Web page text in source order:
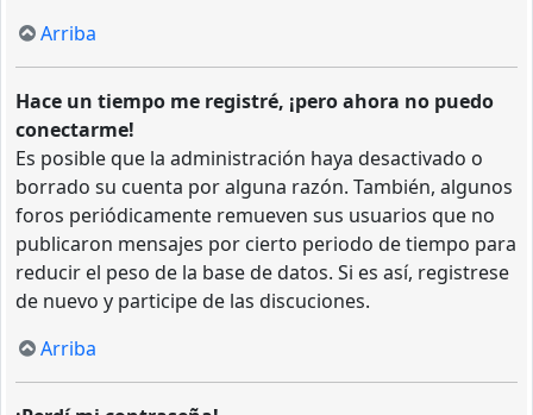
Arriba
Hace un tiempo me registré, ¡pero ahora no puedo
conectarme!
Es posible que la administración haya desactivado o
borrado su cuenta por alguna razón. También, algunos
foros periódicamente remueven sus usuarios que no
publicaron mensajes por cierto periodo de tiempo para
reducir el peso de la base de datos. Si es así, registrese
de nuevo y participe de las discuciones.
Arriba